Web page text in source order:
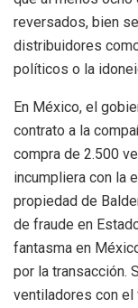
reversados, bien
distribuidores
políticos o la
En México, el
contrato a la
compra de 2.500
incumpliera con la
propiedad de
de fraude en
fantasma en
por la transacción.
ventiladores con el